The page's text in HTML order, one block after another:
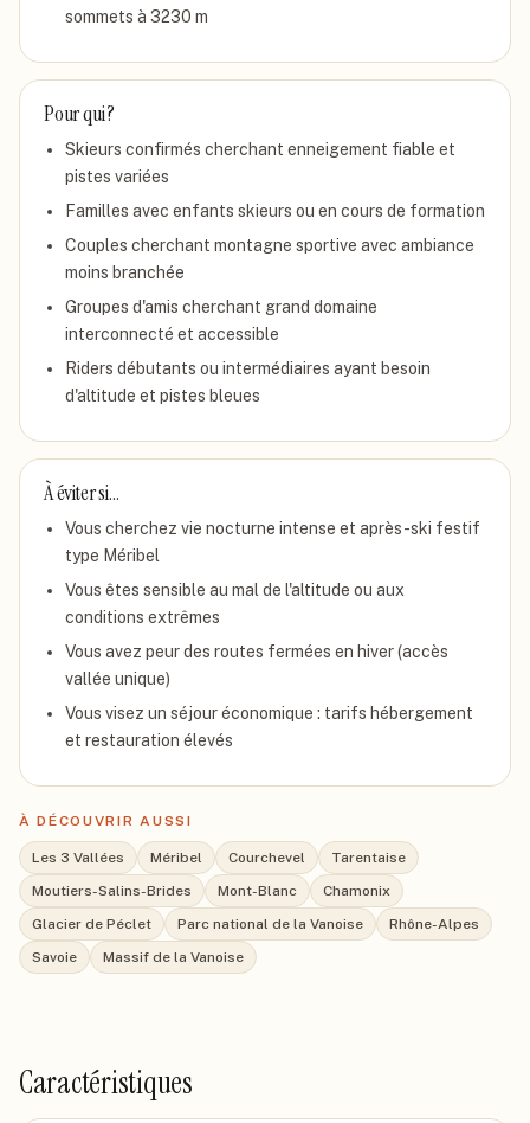
sommets à 3230 m
Pour qui ?
Skieurs confirmés cherchant enneigement fiable et
pistes variées
Familles avec enfants skieurs ou en cours de formation
Couples cherchant montagne sportive avec ambiance
moins branchée
Groupes d'amis cherchant grand domaine
interconnecté et accessible
Riders débutants ou intermédiaires ayant besoin
d'altitude et pistes bleues
À éviter si…
Vous cherchez vie nocturne intense et après-ski festif
type Méribel
Vous êtes sensible au mal de l'altitude ou aux
conditions extrêmes
Vous avez peur des routes fermées en hiver (accès
vallée unique)
Vous visez un séjour économique : tarifs hébergement
et restauration élevés
À DÉCOUVRIR AUSSI
Les 3 Vallées Méribel Courchevel
Tarentaise
Moutiers-Salins-Brides
Mont-Blanc
Chamonix
Glacier de Péclet
Parc national de la Vanoise
Rhône-Alpes
Savoie
Massif de la Vanoise
Caractéristiques